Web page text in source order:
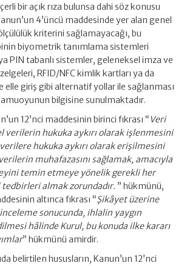
bir açık rıza bulunsa dahi söz konusu
4’üncü maddesinde yer alan genel
kriterini sağlamayacağı, bu
biyometrik tanımlama sistemleri
PIN tabanlı sistemler, geleneksel imza ve
RFID/NFC kimlik kartları ya da
giriş gibi alternatif yollar ile sağlanması
bilgisine sunulmaktadır.
12’nci maddesinin birinci fıkrası “ Veri
verilerin hukuka aykırı olarak işlenmesini
hukuka aykırı olarak erişilmesini
muhafazasını sağlamak, amacıyla
temin etmeye yönelik gerekli her
almak zorundadır. ” hükmünü,
altınca fıkrası “Şikâyet üzerine
sonucunda, ihlalin yaygın
hâlinde Kurul, bu konuda ilke kararı
” hükmünü amirdir.
belirtilen hususların, Kanun’un 12’nci